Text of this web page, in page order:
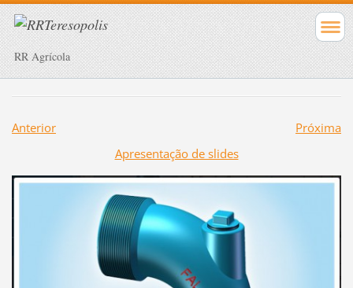
RR Agrícola
Anterior
Próxima
Apresentação de slides